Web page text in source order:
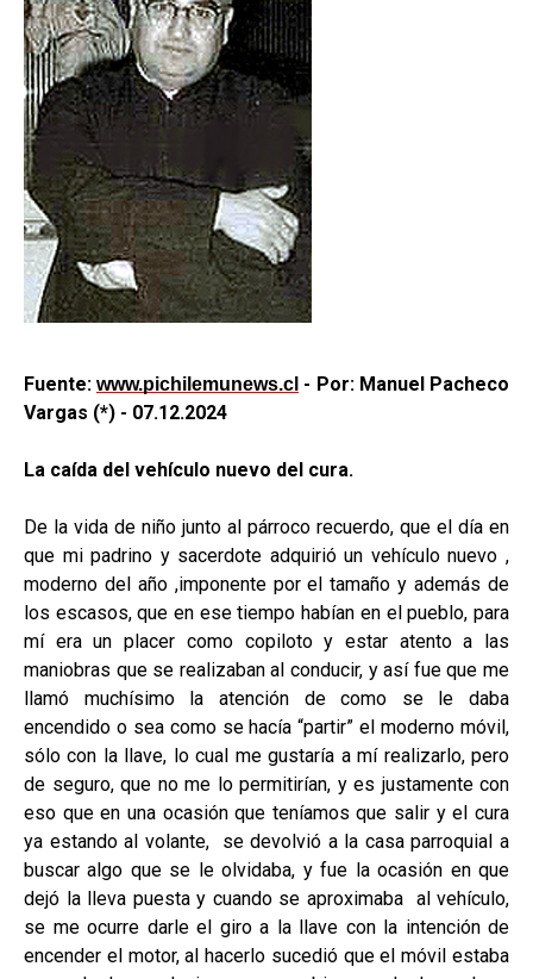
Fuente:www.pichilemunews.cl - Por: Manuel Pacheco
Vargas (*) - 07.12.2024
La caída del vehículo nuevo del cura.
De la vida de niño junto al párroco recuerdo, que el día en
que mi padrino y sacerdote adquirió un vehículo nuevo ,
moderno del año ,imponente por el tamaño y además de
los escasos, que en ese tiempo habían en el pueblo, para
mí era un placer como copiloto y estar atento a las
maniobras que se realizaban al conducir, y así fue que me
llamó muchísimo la atención de como se le daba
encendido o sea como se hacía “partir” el moderno móvil,
sólo con la llave, lo cual me gustaría a mí realizarlo, pero
de seguro, que no me lo permitirían, y es justamente con
eso que en una ocasión que teníamos que salir y el cura
ya estando al volante, se devolvió a la casa parroquial a
buscar algo que se le olvidaba, y fue la ocasión en que
dejó la lleva puesta y cuando se aproximaba al vehículo,
se me ocurre darle el giro a la llave con la intención de
encender el motor, al hacerlo sucedió que el móvil estaba